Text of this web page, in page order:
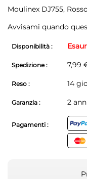
Moulinex DJ755,
Avvisami quando
Disponibilità :
Spedizione : 7,99
Reso : 14
Garanzia : 2
Pagamenti :